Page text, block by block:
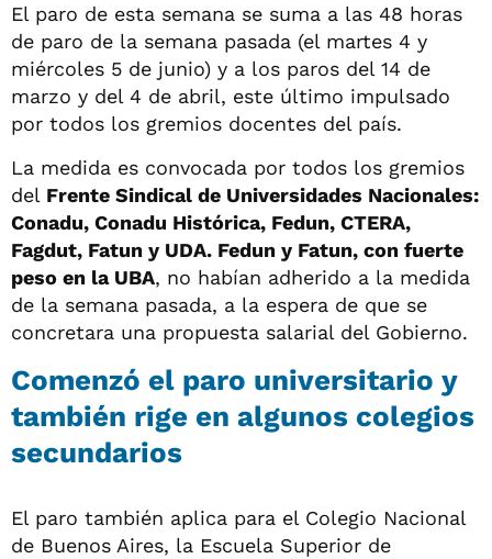
El paro de esta semana se suma a las 48 horas
de paro de la semana pasada (el martes 4 y
miércoles 5 de junio) y a los paros del 14 de
marzo y del 4 de abril, este último impulsado
por todos los gremios docentes del país.
La medida es convocada por todos los gremios
del Frente Sindical de Universidades Nacionales:
Conadu, Conadu Histórica, Fedun, CTERA,
Fagdut, Fatun y UDA. Fedun y Fatun, con fuerte
peso en la UBA, no habían adherido a la medida
de la semana pasada, a la espera de que se
concretara una propuesta salarial del Gobierno.
Comenzó el paro universitario y
también rige en algunos colegios
secundarios
El paro también aplica para el Colegio Nacional
de Buenos Aires, la Escuela Superior de